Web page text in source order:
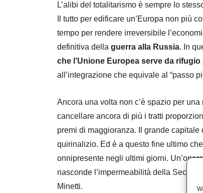
L’alibi del totalitarismo è sempre lo
Il tutto per edificare un’Europa non più
tempo per rendere irreversibile
definitiva della guerra alla Russia. In
che l’Unione Europea serve da
all’integrazione che equivale al “passo
Ancora una volta non c’è spazio per
cancellare ancora di più i tratti
premi di maggioranza. Il grande
quirinalizio. Ed è a questo fine ultimo
onnipresente negli ultimi giorni.
nasconde l’impermeabilità della
Minetti.